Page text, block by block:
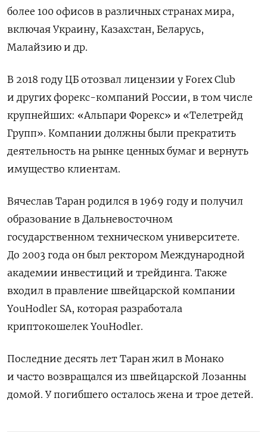
более 100 офисов в различных странах мира,
включая Украину, Казахстан, Беларусь,
Малайзию и др.
В 2018 году ЦБ отозвал лицензии у Forex Club
и других форекс-компаний России, в том числе
крупнейших: «Альпари Форекс» и «Телетрейд
Групп». Компании должны были прекратить
деятельность на рынке ценных бумаг и вернуть
имущество клиентам.
Вячеслав Таран родился в 1969 году и получил
образование в Дальневосточном
государственном техническом университете.
До 2003 года он был ректором Международной
академии инвестиций и трейдинга. Также
входил в правление швейцарской компании
YouHodler SA, которая разработала
криптокошелек YouHodler.
Последние десять лет Таран жил в Монако
и часто возвращался из швейцарской Лозанны
домой. У погибшего осталось жена и трое детей.